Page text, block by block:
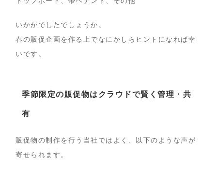
いかがでしたでしょうか。
春の販促企画を作る上でなにかしらヒントになれば幸
いです。
季節限定の販促物はクラウドで賢く管理・共
有
販促物の制作を行う当社ではよく、以下のような声が
寄せられます。